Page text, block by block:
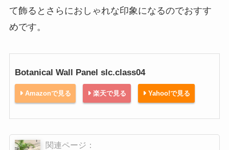
て飾るとさらにおしゃれな印象になるのでおすす
めです。
Botanical Wall Panel slc.class04
Amazonで見る 楽天で見る Yahoo!で見る
関連ページ：